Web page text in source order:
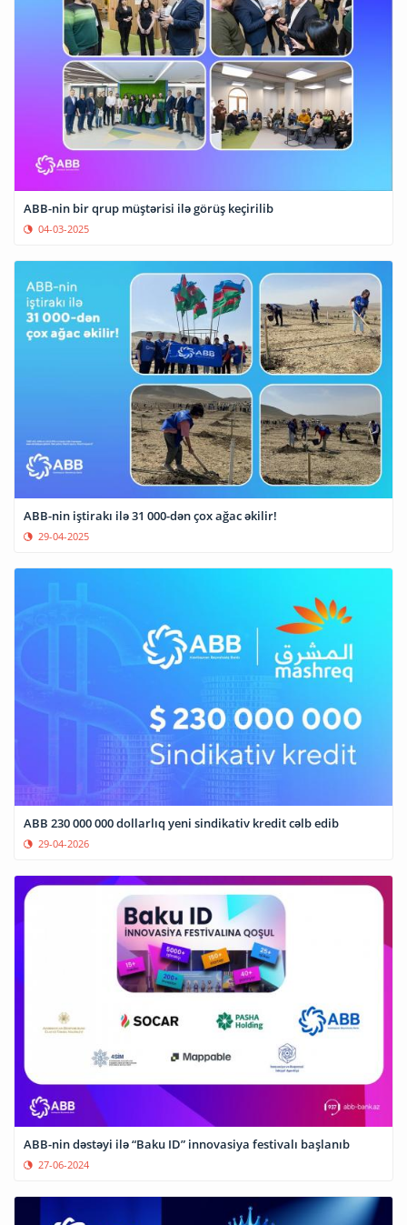
ABB-nin bir qrup müştərisi ilə görüş keçirilib
04-03-2025
ABB-nin iştirakı ilə 31 000-dən çox ağac əkilir!
29-04-2025
ABB 230 000 000 dollarlıq yeni sindikativ kredit cəlb edib
29-04-2026
ABB-nin dəstəyi ilə “Baku ID” innovasiya festivalı başlanıb
27-06-2024